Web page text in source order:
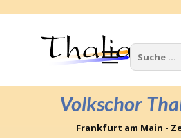
Home
Volkschor
Frankfurt am Main -